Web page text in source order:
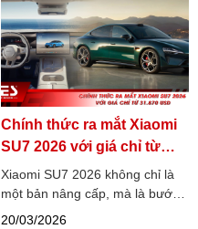
Chính thức ra mắt Xiaomi
SU7 2026 với giá chỉ từ
31.870 USD
Xiaomi SU7 2026 không chỉ là
một bản nâng cấp, mà là bước
tiến cho thấy Xiaomi đang
20/03/2026